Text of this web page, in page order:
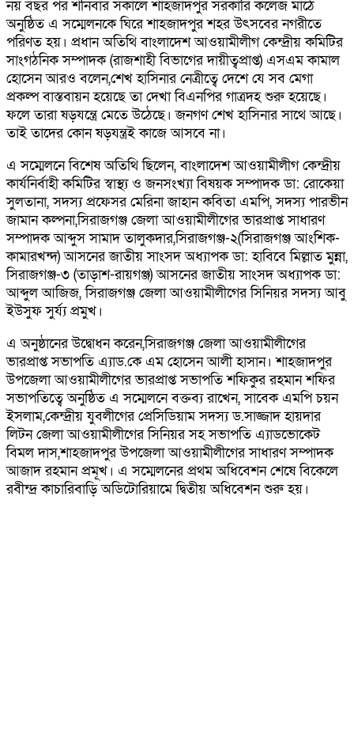
নয় বছর পর শনিবার সকালে শাহজাদপুর সরকারি কলেজ মাঠে
অনুষ্ঠিত এ সম্মেলনকে ঘিরে শাহজাদপুর শহর উৎসবের নগরীতে
পরিণত হয়। প্রধান অতিথি বাংলাদেশ আওয়ামীলীগ কেন্দ্রীয় কমিটির
সাংগঠনিক সম্পাদক (রাজশাহী বিভাগের দায়ীত্বপ্রাপ্ত) এসএম কামাল
হোসেন আরও বলেন,শেখ হাসিনার নেত্রীত্বে দেশে যে সব মেগা
প্রকল্প বাস্তবায়ন হয়েছে তা দেখা বিএনপির গাত্রদহ শুরু হয়েছে।
ফলে তারা ষড়যন্ত্রে মেতে উঠেছে। জনগণ শেখ হাসিনার সাথে আছে।
তাই তাদের কোন ষড়যন্ত্রই কাজে আসবে না।
এ সম্মেলনে বিশেষ অতিথি ছিলেন, বাংলাদেশ আওয়ামীলীগ কেন্দ্রীয়
কার্যনির্বাহী কমিটির স্বাস্থ্য ও জনসংখ্যা বিষয়ক সম্পাদক ডা: রোকেয়া
সুলতানা, সদস্য প্রফেসর মেরিনা জাহান কবিতা এমপি, সদস্য পারভীন
জামান কল্পনা,সিরাজগঞ্জ জেলা আওয়ামীলীগের ভারপ্রাপ্ত সাধারণ
সম্পাদক আব্দুস সামাদ তালুকদার,সিরাজগঞ্জ-২(সিরাজগঞ্জ আংশিক-
কামারখন্দ) আসনের জাতীয় সাংসদ অধ্যাপক ডা: হাবিবে মিল্লাত মুন্না,
সিরাজগঞ্জ-৩ (তাড়াশ-রায়গঞ্জ) আসনের জাতীয় সাংসদ অধ্যাপক ডা:
আব্দুল আজিজ, সিরাজগঞ্জ জেলা আওয়ামীলীগের সিনিয়র সদস্য আবু
ইউসুফ সুর্য্য প্রমুখ।
এ অনুষ্ঠানের উদ্বোধন করেন,সিরাজগঞ্জ জেলা আওয়ামীলীগের
ভারপ্রাপ্ত সভাপতি এ্যাড.কে এম হোসেন আলী হাসান। শাহজাদপুর
উপজেলা আওয়ামীলীগের ভারপ্রাপ্ত সভাপতি শফিকুর রহমান শফির
সভাপতিত্বে অনুষ্ঠিত এ সম্মেলনে বক্তব্য রাখেন, সাবেক এমপি চয়ন
ইসলাম,কেন্দ্রীয় যুবলীগের প্রেসিডিয়াম সদস্য ড.সাজ্জাদ হায়দার
লিটন জেলা আওয়ামীলীগের সিনিয়র সহ সভাপতি এ্যাডভোকেট
বিমল দাস,শাহজাদপুর উপজেলা আওয়ামীলীগের সাধারণ সম্পাদক
আজাদ রহমান প্রমূখ। এ সম্মেলনের প্রথম অধিবেশন শেষে বিকেলে
রবীন্দ্র কাচারিবাড়ি অডিটোরিয়ামে দ্বিতীয় অধিবেশন শুরু হয়।